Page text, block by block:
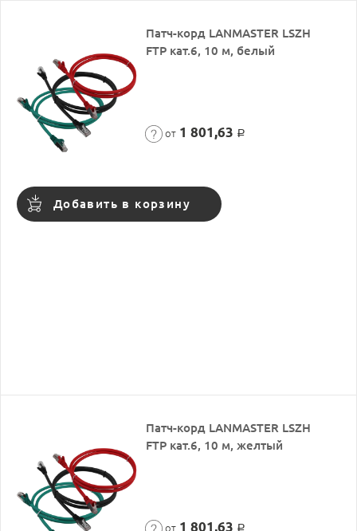
Патч-корд LANMASTER LSZH
FTP кат.6, 10 м, белый
от 1 801,63 Р
Добавить в корзину
Патч-корд LANMASTER LSZH
FTP кат.6, 10 м, желтый
от 1 801,63 Р